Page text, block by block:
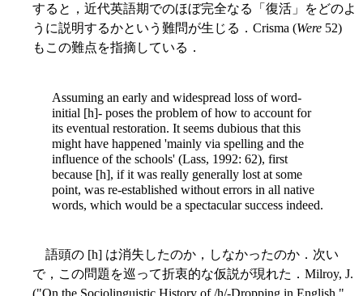
すると，近代英語期でのほぼ完全なる「復活」をどのよ
うに説明するかという難問が生じる．Crisma (Were 52)
もこの難点を指摘している．
Assuming an early and widespread loss of word-
initial [h]- poses the problem of how to account for
its eventual restoration. It seems dubious that this
might have happened 'mainly via spelling and the
influence of the schools' (Lass, 1992: 62), first
because [h], if it was really generally lost at some
point, was re-established without errors in all native
words, which would be a spectacular success indeed.
語頭の [h] は消失したのか，しなかったのか．次い
で，この問題を巡って折衷的な仮説が現れた．Milroy, J.
("On the Sociolinguistic History of /h/-Dropping in English."